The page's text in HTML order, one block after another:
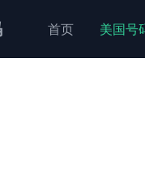
首页 美国号